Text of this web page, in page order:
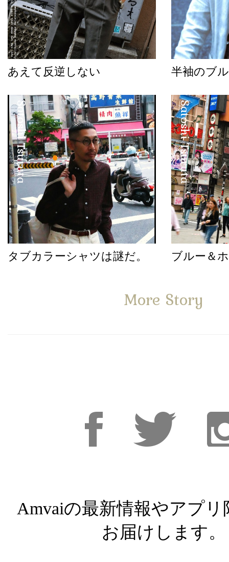
あえて反逆しない 半袖のブ
Satoshi Tsuruta
タブカラーシャツは謎だ。
Satoshi Tsuruta
ブルー＆
More Story
Amvaiの最新情報やアプリ
お届けします。